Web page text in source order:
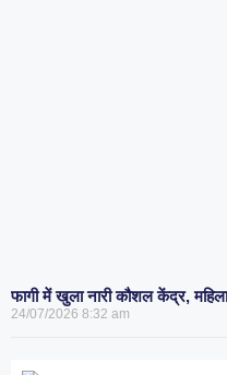
फागी में खुला नारी कौशल केंद्र,
24/07/2026 8:32 am